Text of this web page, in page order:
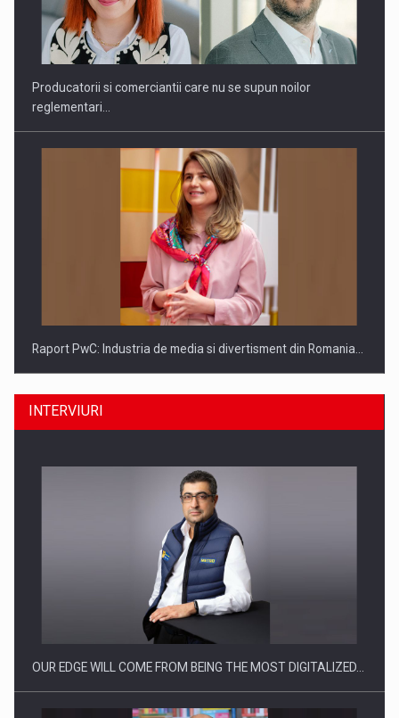
Investitii Digitalizare
Producatorii si comerciantii care nu se supun noilor
reglementari…
Raport PwC: Industria de media si divertisment din Romania…
Ce nu stiu Directorii de HR despre performanta echipelor…
INTERVIURI
OUR EDGE WILL COME FROM BEING THE MOST DIGITALIZED…